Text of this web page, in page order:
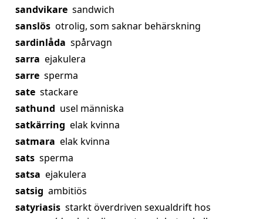
sandvikare sandwich
sanslös otrolig, som saknar behärskning
sardinlåda spårvagn
sarra ejakulera
sarre sperma
sate stackare
sathund usel människa
satkärring elak kvinna
satmara elak kvinna
sats sperma
satsa ejakulera
satsig ambitiös
satyriasis starkt överdriven sexualdrift hos